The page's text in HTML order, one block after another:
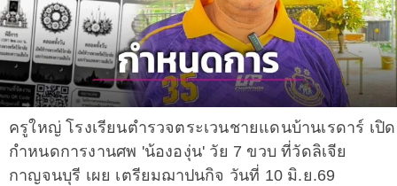
ครูใหญ่ โรงเรียนตำรวจตระเวนชายแดนบ้านเรดาร์ เปิด
กำหนดการงานศพ 'น้ององุ่น' วัย 7 ขวบ ที่วัดลิเจีย
กาญจนบุรี เผย เตรียมฌาปนกิจ วันที่ 10 มิ.ย.69